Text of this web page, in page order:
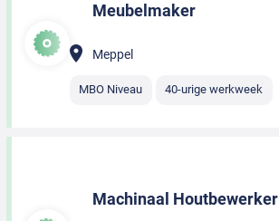
Meubelmaker
Meppel
MBO Niveau 40-urige werkweek
Machinaal Houtbewerker